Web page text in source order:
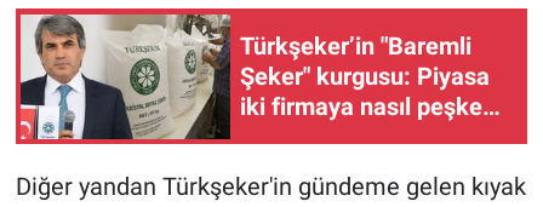
Türkşeker’in "Baremli
Şeker" kurgusu: Piyasa
iki firmaya nasıl peşkeş
Diğer yandan Türkşeker'in gündeme gelen kıyak